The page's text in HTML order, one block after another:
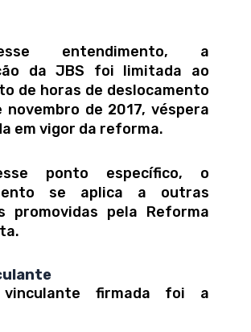
entendimento, a
da JBS foi limitada ao
de horas de deslocamento
novembro de 2017, véspera
em vigor da reforma.
ponto específico, o
se aplica a outras
promovidas pela Reforma
firmada foi a